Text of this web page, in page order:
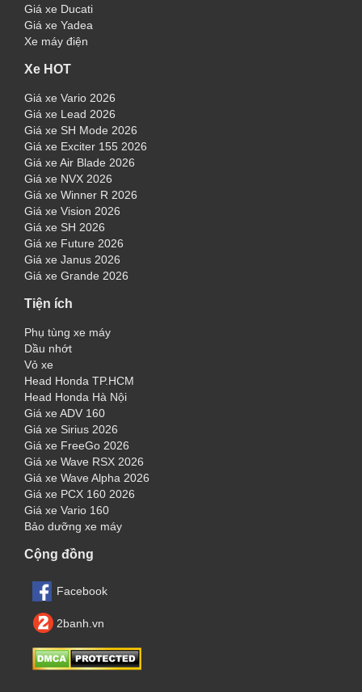
Giá xe Ducati
Giá xe Yadea
Xe máy điện
Xe HOT
Giá xe Vario 2026
Giá xe Lead 2026
Giá xe SH Mode 2026
Giá xe Exciter 155 2026
Giá xe Air Blade 2026
Giá xe NVX 2026
Giá xe Winner R 2026
Giá xe Vision 2026
Giá xe SH 2026
Giá xe Future 2026
Giá xe Janus 2026
Giá xe Grande 2026
Tiện ích
Phụ tùng xe máy
Dầu nhớt
Vỏ xe
Head Honda TP.HCM
Head Honda Hà Nội
Giá xe ADV 160
Giá xe Sirius 2026
Giá xe FreeGo 2026
Giá xe Wave RSX 2026
Giá xe Wave Alpha 2026
Giá xe PCX 160 2026
Giá xe Vario 160
Bảo dưỡng xe máy
Cộng đồng
Facebook
2banh.vn